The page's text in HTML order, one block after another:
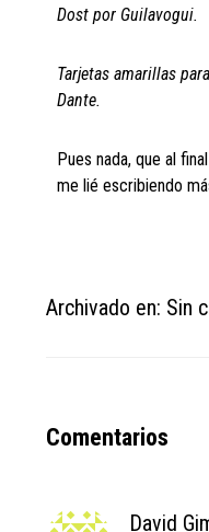
Dost por Guilavogui.
Tarjetas amarillas
Dante.
Pues nada, que al
me lié escribiendo
Archivado en: Sin
Reader
Comentarios
David